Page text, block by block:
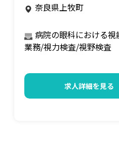
奈良県上牧町
病院の眼科における視
業務/視力検査/視野検査
求人詳細を見る